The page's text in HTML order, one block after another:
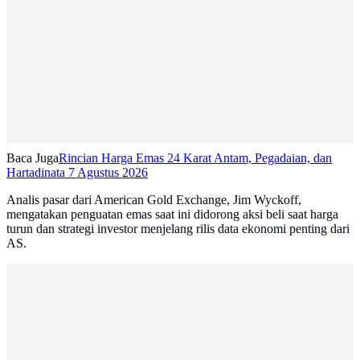
Baca JugaRincian Harga Emas 24 Karat Antam, Pegadaian, dan
Hartadinata 7 Agustus 2026
Analis pasar dari American Gold Exchange, Jim Wyckoff,
mengatakan penguatan emas saat ini didorong aksi beli saat harga
turun dan strategi investor menjelang rilis data ekonomi penting dari
AS.